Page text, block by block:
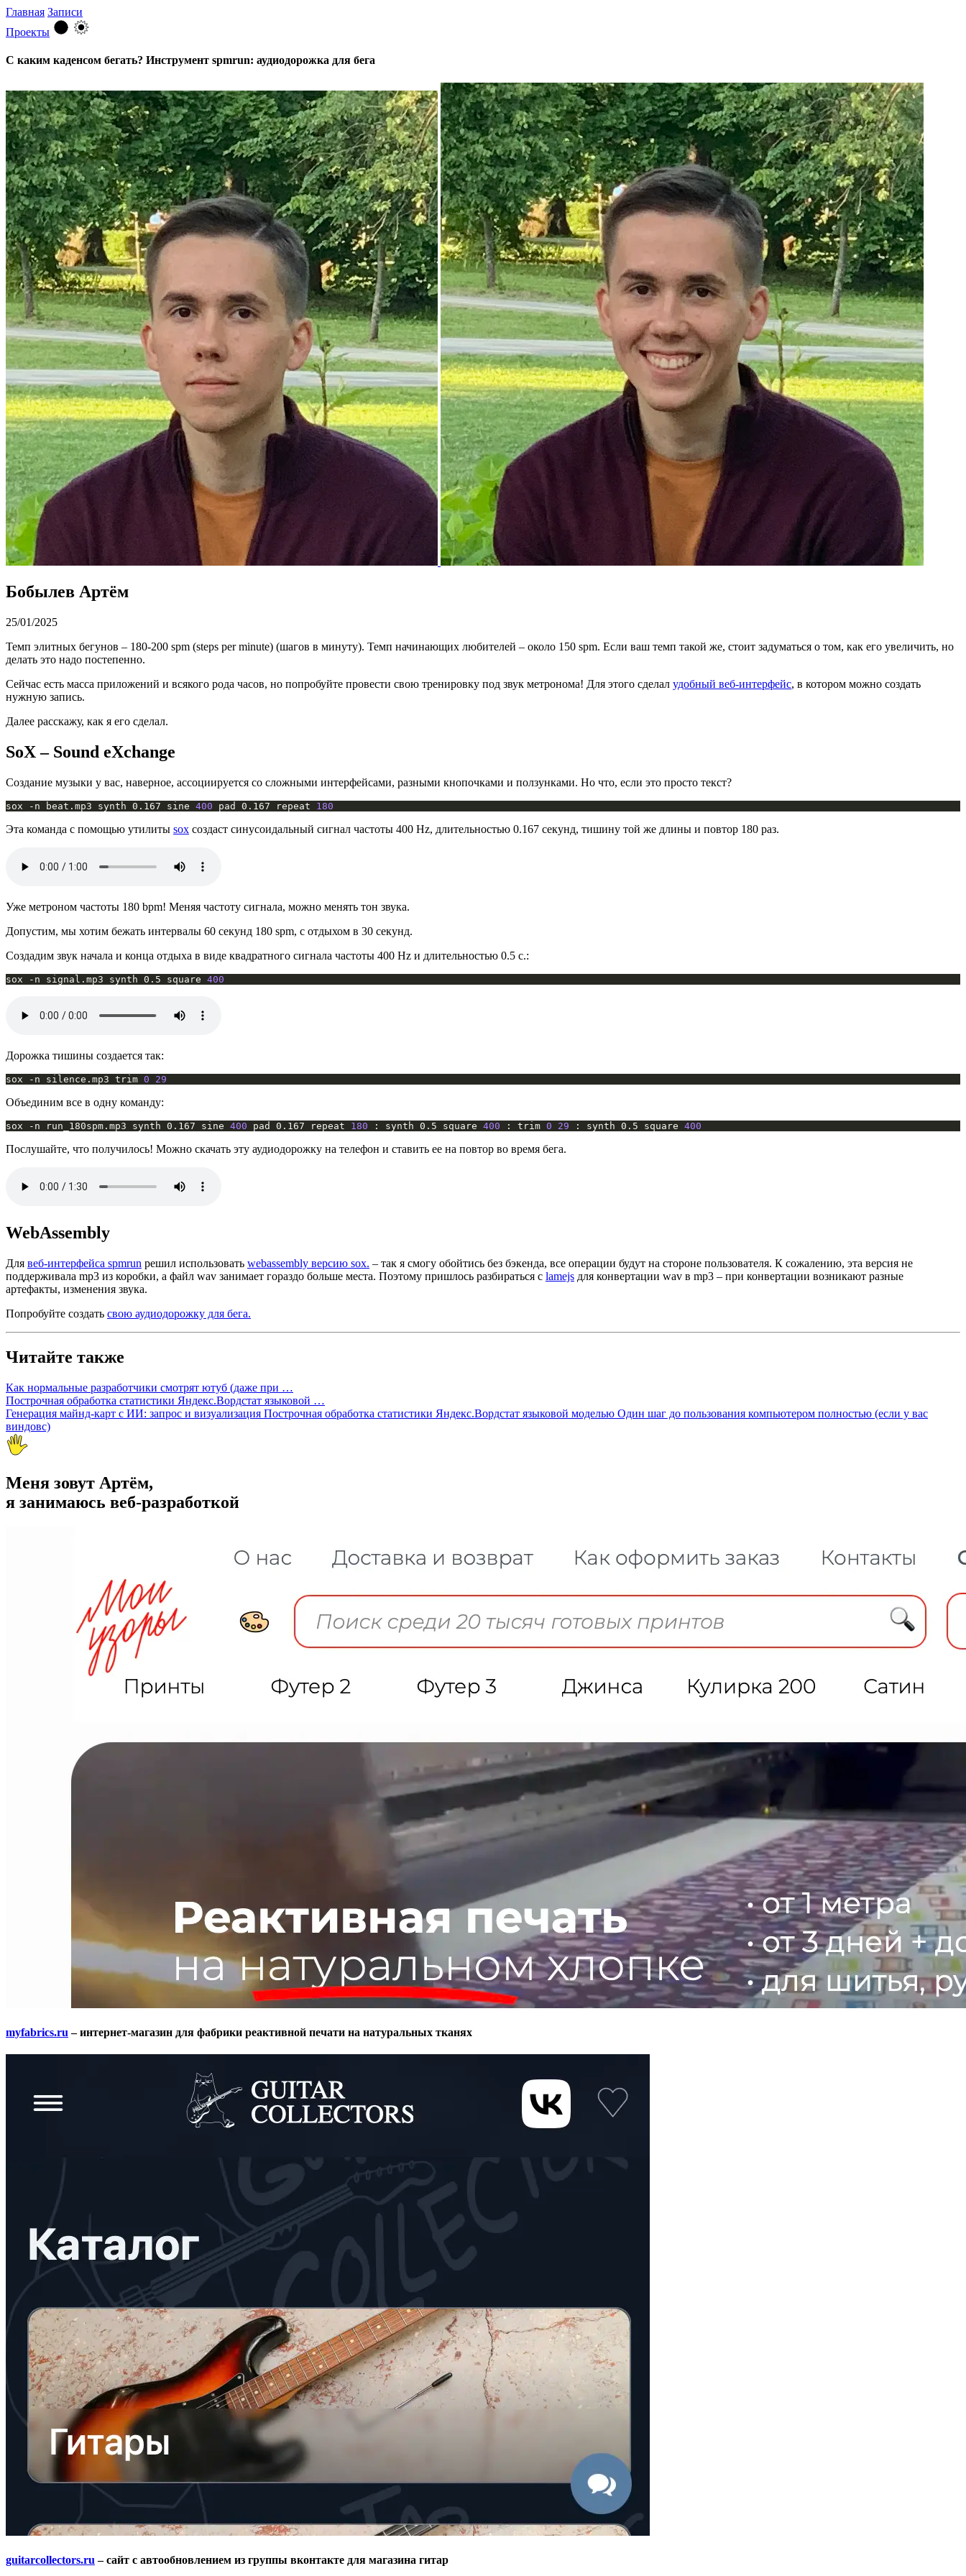
Главная Записи
Проекты
С каким каденсом бегать? Инструмент spmrun: аудиодорожка для бега
Бобылев Артём
25/01/2025
Темп элитных бегунов – 180-200 spm (steps per minute) (шагов в минуту). Темп начинающих любителей – около 150 spm. Если ваш темп такой же, стоит задуматься о том, как его увеличить, но
делать это надо постепенно.
Сейчас есть масса приложений и всякого рода часов, но попробуйте провести свою тренировку под звук метронома! Для этого сделал удобный веб-интерфейс, в котором можно создать
нужную запись.
Далее расскажу, как я его сделал.
SoX – Sound eXchange
Создание музыки у вас, наверное, ассоциируется со сложными интерфейсами, разными кнопочками и ползунками. Но что, если это просто текст?
sox -n beat.mp3 synth 0.167 sine 400 pad 0.167 repeat 180
Эта команда с помощью утилиты sox создаст синусоидальный сигнал частоты 400 Hz, длительностью 0.167 секунд, тишину той же длины и повтор 180 раз.
Уже метроном частоты 180 bpm! Меняя частоту сигнала, можно менять тон звука.
Допустим, мы хотим бежать интервалы 60 секунд 180 spm, с отдыхом в 30 секунд.
Создадим звук начала и конца отдыха в виде квадратного сигнала частоты 400 Hz и длительностью 0.5 с.:
sox -n signal.mp3 synth 0.5 square 400
Дорожка тишины создается так:
sox -n silence.mp3 trim 0 29
Объединим все в одну команду:
sox -n run_180spm.mp3 synth 0.167 sine 400 pad 0.167 repeat 180 : synth 0.5 square 400 : trim 0 29 : synth 0.5 square 400
Послушайте, что получилось! Можно скачать эту аудиодорожку на телефон и ставить ее на повтор во время бега.
WebAssembly
Для веб-интерфейса spmrun решил использовать webassembly версию sox. – так я смогу обойтись без бэкенда, все операции будут на стороне пользователя. К сожалению, эта версия не
поддерживала mp3 из коробки, а файл wav занимает гораздо больше места. Поэтому пришлось разбираться с lamejs для конвертации wav в mp3 – при конвертации возникают разные
артефакты, изменения звука.
Попробуйте создать свою аудиодорожку для бега.
Читайте также
Как нормальные разработчики смотрят ютуб (даже при …
Построчная обработка статистики Яндекс.Вордстат языковой …
Генерация майнд-карт с ИИ: запрос и визуализация Построчная обработка статистики Яндекс.Вордстат языковой моделью Один шаг до пользования компьютером полностью (если у вас
виндовс)
Меня зовут Артём,
я занимаюсь веб-разработкой
myfabrics.ru – интернет-магазин для фабрики реактивной печати на натуральных тканях
guitarcollectors.ru – сайт с автообновлением из группы вконтакте для магазина гитар